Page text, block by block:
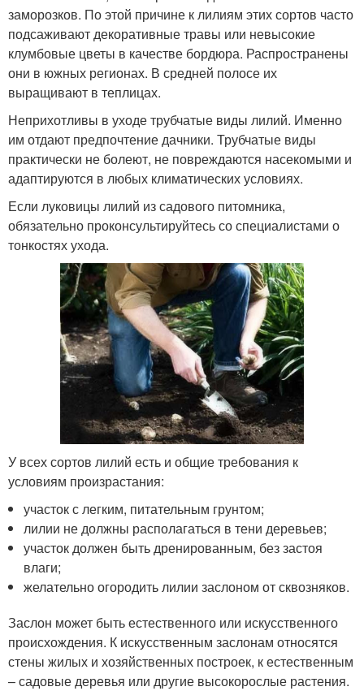
заморозков. По этой причине к лилиям этих сортов часто
подсаживают декоративные травы или невысокие
клумбовые цветы в качестве бордюра. Распространены
они в южных регионах. В средней полосе их
выращивают в теплицах.
Неприхотливы в уходе трубчатые виды лилий. Именно
им отдают предпочтение дачники. Трубчатые виды
практически не болеют, не повреждаются насекомыми и
адаптируются в любых климатических условиях.
Если луковицы лилий из садового питомника,
обязательно проконсультируйтесь со специалистами о
тонкостях ухода.
У всех сортов лилий есть и общие требования к
условиям произрастания:
участок с легким, питательным грунтом;
лилии не должны располагаться в тени деревьев;
участок должен быть дренированным, без застоя
влаги;
желательно огородить лилии заслоном от сквозняков.
Заслон может быть естественного или искусственного
происхождения. К искусственным заслонам относятся
стены жилых и хозяйственных построек, к естественным
– садовые деревья или другие высокорослые растения.